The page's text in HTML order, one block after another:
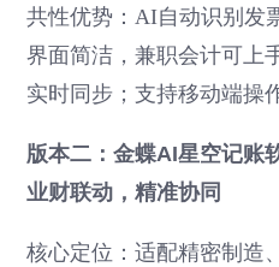
共性优势：AI自动识别发
界面简洁，兼职会计可上
实时同步；支持移动端操
版本二：金蝶AI星空记
业财联动，精准协同
核心定位：适配精密制造